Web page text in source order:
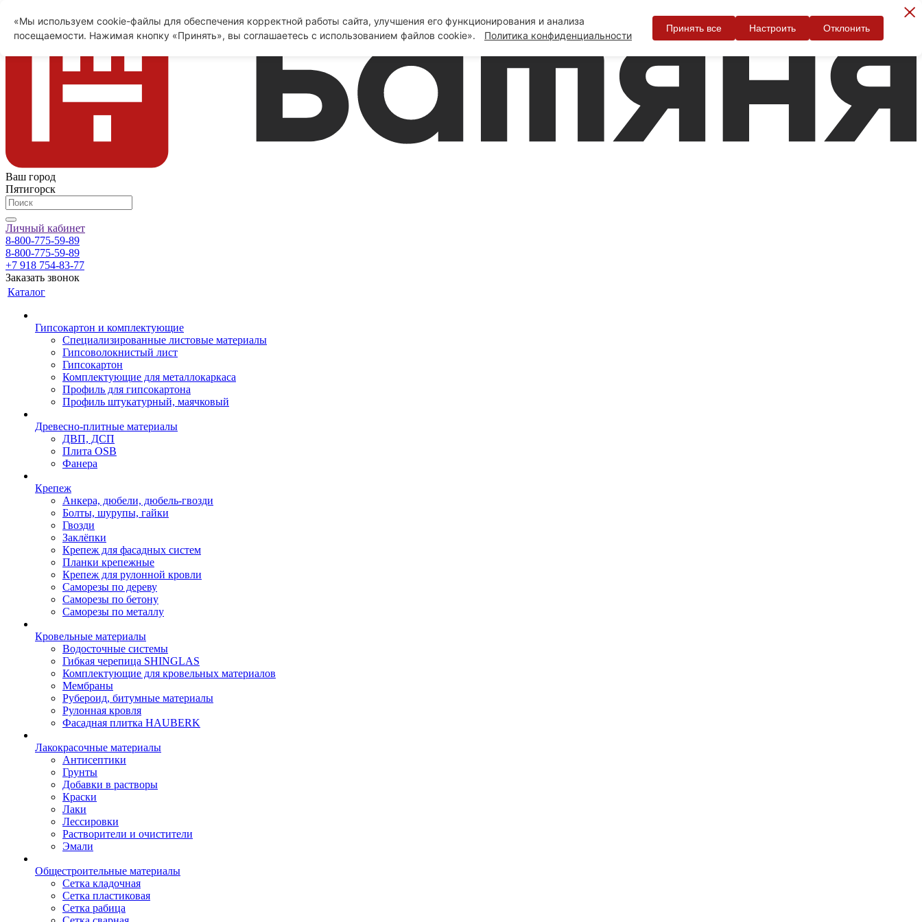
Ваш город
Пятигорск
Личный кабинет
8-800-775-59-89
8-800-775-59-89
+7 918 754-83-77
Заказать звонок
Каталог
Гипсокартон и комплектующие
Специализированные листовые материалы
Гипсоволокнистый лист
Гипсокартон
Комплектующие для металлокаркаса
Профиль для гипсокартона
Профиль штукатурный, маячковый
Древесно-плитные материалы
ДВП, ДСП
Плита OSB
Фанера
Крепеж
Анкера, дюбели, дюбель-гвозди
Болты, шурупы, гайки
Гвозди
Заклёпки
Крепеж для фасадных систем
Планки крепежные
Крепеж для рулонной кровли
Саморезы по дереву
Саморезы по бетону
Саморезы по металлу
Кровельные материалы
Водосточные системы
Гибкая черепица SHINGLAS
Комплектующие для кровельных материалов
Мембраны
Рубероид, битумные материалы
Рулонная кровля
Фасадная плитка HAUBERK
Лакокрасочные материалы
Антисептики
Грунты
Добавки в растворы
Краски
Лаки
Лессировки
Растворители и очистители
Эмали
Общестроительные материалы
Сетка кладочная
Сетка пластиковая
Сетка рабица
«Мы используем cookie-файлы для обеспечения корректной работы сайта, улучшения его функционирования и анализа
посещаемости. Нажимая кнопку «Принять», вы соглашаетесь с использованием файлов cookie».
Политика конфиденциальности
Принять все Настроить Отклонить